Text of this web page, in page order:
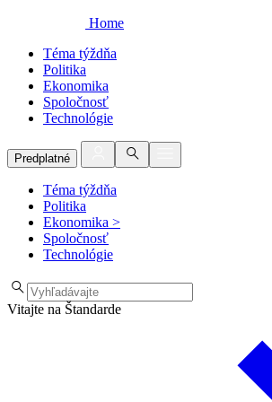
Home
Téma týždňa
Politika
Ekonomika
Spoločnosť
Technológie
Predplatné
Téma týždňa
Politika
Ekonomika >
Spoločnosť
Technológie
Vitajte na Štandarde